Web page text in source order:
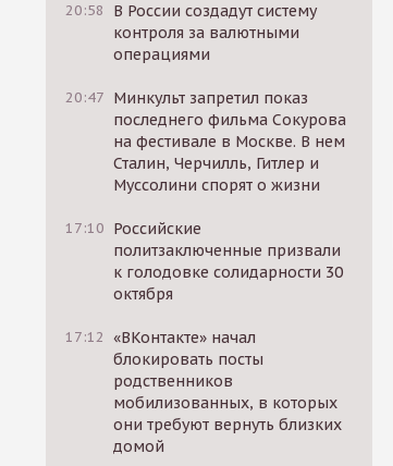
20:58
В России создадут систему
контроля за валютными
операциями
20:47 Минкульт запретил показ
последнего фильма Сокурова
на фестивале в Москве. В нем
Сталин, Черчилль, Гитлер и
Муссолини спорят о жизни
17:10 Российские
политзаключенные призвали
к голодовке солидарности 30
октября
17:12 «ВКонтакте» начал
блокировать посты
родственников
мобилизованных, в которых
они требуют вернуть близких
домой